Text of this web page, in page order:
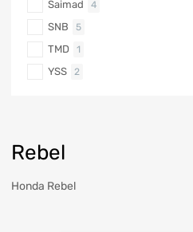
Rebel
Honda Rebel
Saimad 4
SNB 5
TMD 1
YSS 2